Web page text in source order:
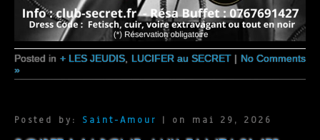
Posted in + LES JEUDIS, LUCIFER au SECRET | No Comments
»
Posted by: Saint-Amour | on mai 29, 2026